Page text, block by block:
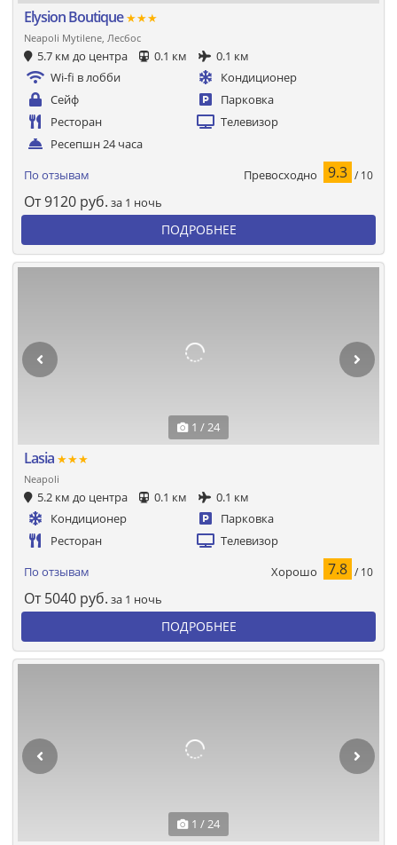
Elysion Boutique★★★
Neapoli Mytilene, Лесбос
5.7 км до центра 0.1 км
0.1 км
Wi-fi в лобби
Кондиционер
Сейф
Парковка
Ресторан
Телевизор
Ресепшн 24 часа
По отзывам Превосходно 9.3 / 10
От9120 руб. за 1 ночь
ПОДРОБНЕЕ
1 / 24
Lasia ★★★
Neapoli
5.2 км до центра 0.1 км
0.1 км
Кондиционер
Парковка
Ресторан
Телевизор
По отзывам Хорошо 7.8 / 10
От 5040 руб. за 1 ночь
ПОДРОБНЕЕ
1 / 24